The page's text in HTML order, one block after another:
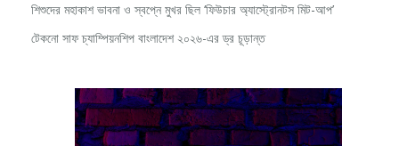
শিশুদের মহাকাশ ভাবনা ও স্বপ্নে মুখর ছিল ‘ফিউচার অ্যাস্ট্রোনটস মিট-আপ’
টেকনো সাফ চ্যাম্পিয়নশিপ বাংলাদেশ ২০২৬-এর ড্র চূড়ান্ত